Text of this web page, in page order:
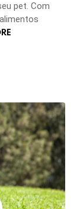
pet. Com